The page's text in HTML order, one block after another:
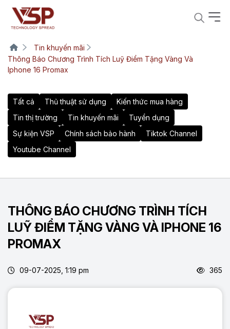
Tin khuyến mãi
Thông Báo Chương Trình Tích Luỹ Điểm Tặng Vàng Và
Iphone 16 Promax
Tất cả Thủ thuật sử dụng
Kiến thức mua hàng
Tin thị trường
Tin khuyến mãi
Tuyển dụng
Sự kiện VSP
Chính sách bảo hành
Tiktok Channel
Youtube Channel
THÔNG BÁO CHƯƠNG TRÌNH TÍCH
LUỸ ĐIỂM TẶNG VÀNG VÀ IPHONE 16
PROMAX
09-07-2025, 1:19 pm 365